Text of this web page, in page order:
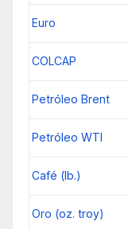
Euro
COLCAP
Petróleo Brent
Petróleo WTI
Café (lb.)
Oro (oz. troy)